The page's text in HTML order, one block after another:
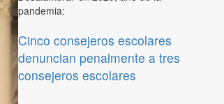
pandemia:
Cinco consejeros escolares
denuncian penalmente a tres
consejeros escolares